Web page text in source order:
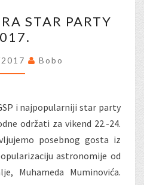
GORA
STAR
PARTY
2017.
STAR PARTY
Bobo
i najpopularniji star party
održati za vikend 22.-24.
posebnog gosta iz
astronomije od
Muhameda Muminovića.